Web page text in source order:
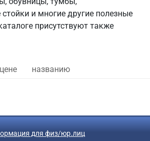
и многие другие полезные
присутствуют также
цене названию
для физ/юр.лиц